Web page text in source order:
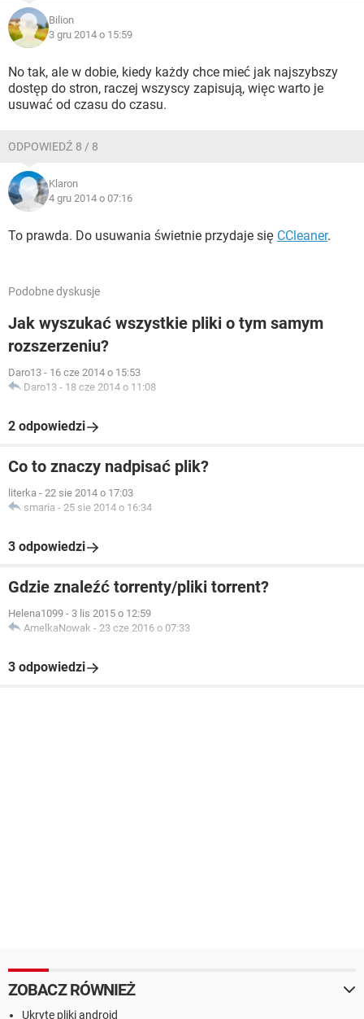
Bilion
3 gru 2014 o 15:59
No tak, ale w dobie, kiedy każdy chce mieć jak najszybszy
dostęp do stron, raczej wszyscy zapisują, więc warto je
usuwać od czasu do czasu.
ODPOWIEDŹ 8 / 8
Klaron
4 gru 2014 o 07:16
To prawda. Do usuwania świetnie przydaje się CCleaner.
Podobne dyskusje
Jak wyszukać wszystkie pliki o tym samym
rozszerzeniu?
Daro13 - 16 cze 2014 o 15:53
Daro13 - 18 cze 2014 o 11:08
2 odpowiedzi
Co to znaczy nadpisać plik?
literka - 22 sie 2014 o 17:03
smaria - 25 sie 2014 o 16:34
3 odpowiedzi
Gdzie znaleźć torrenty/pliki torrent?
Helena1099 - 3 lis 2015 o 12:59
AmelkaNowak - 23 cze 2016 o 07:33
3 odpowiedzi
ZOBACZ RÓWNIEŻ
Ukryte pliki android